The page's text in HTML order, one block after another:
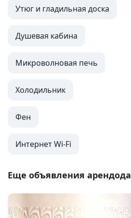
Утюг и гладильная доска
Душевая кабина
Микроволновая печь
Холодильник
Фен
Интернет Wi-Fi
Еще объявления